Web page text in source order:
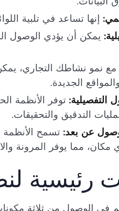
إنها تساعد في تلبية
يمكن أن يؤدي الوصول
مع نمو نشاطك التجاري،
الجديدة.
التفصيلية: توفر الأنظمة
التدقيق والتحقيقات.
عن بعد: تسمح الأنظمة
مما يوفر المرونة
في الوصول من ثلاثة